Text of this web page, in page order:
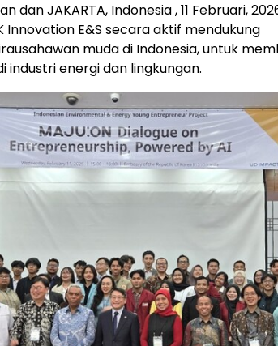
dan JAKARTA, Indonesia,11 Februari,
Innovation E&S secara aktif mendukung
muda di Indonesia, untuk
industri energi dan lingkungan.